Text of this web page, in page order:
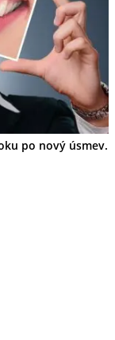
po nový úsmev.